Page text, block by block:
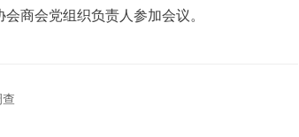
商会党组织负责人参加会议。